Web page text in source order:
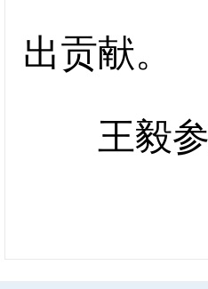
出贡献。
王毅参